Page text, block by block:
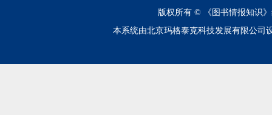
版权所有 ©
《图书情报知识
本系统由北京玛格泰克科技发展有限公司